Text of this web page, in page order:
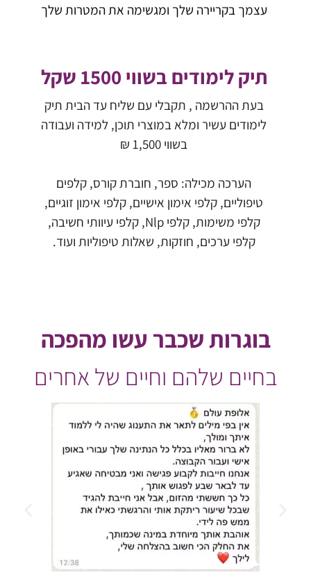
עצמך בקריירה שלך ומגשימה את המטרות שלך
תיק לימודים בשווי 1500 שקל
בעת ההרשמה , תקבלי עם שליח עד הבית תיק
לימודים עשיר ומלא במוצרי תוכן, למידה ועבודה
בשווי 1,500 ₪
הערכה מכילה: ספר, חוברת קורס, קלפים
טיפוליים, קלפי אימון אישיים, קלפי אימון זוגיים,
קלפי משימות, קלפי Nlp, קלפי עיוותי חשיבה,
קלפי ערכים, חוזקות, שאלות טיפוליות ועוד.
בוגרות שכבר עשו מהפכה
בחיים שלהם וחיים של אחרים